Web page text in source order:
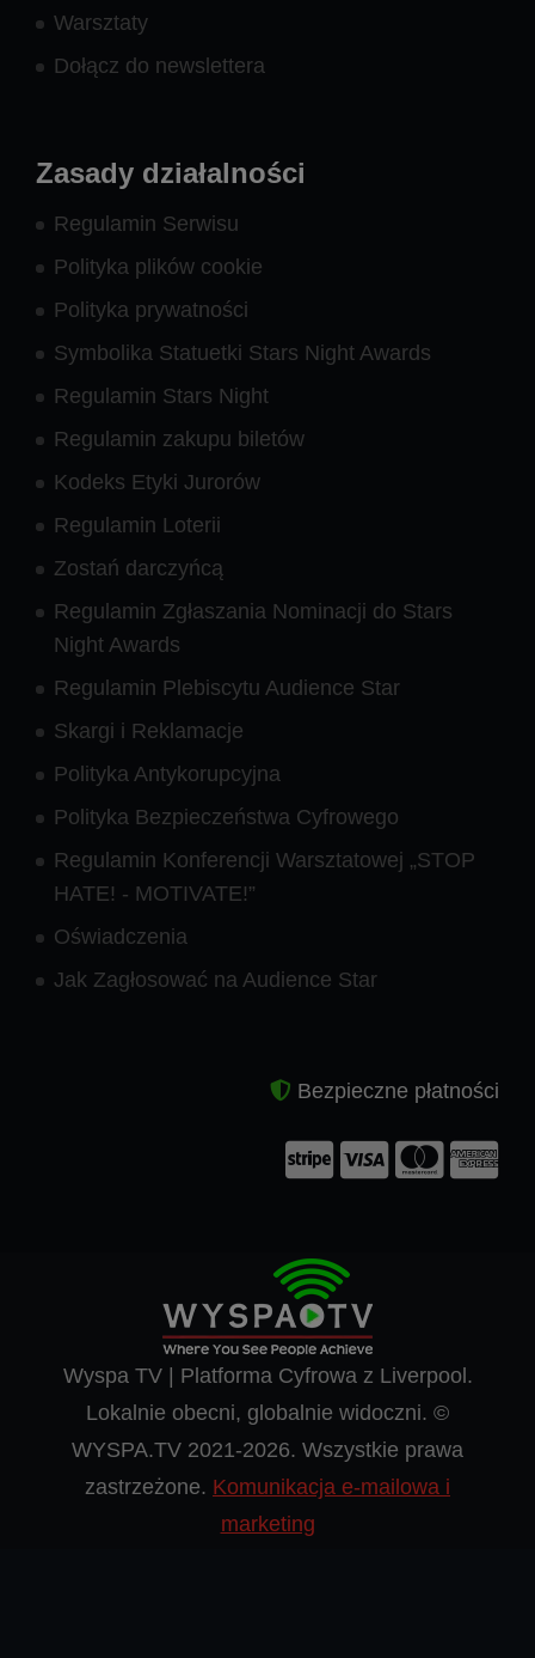
Warsztaty
Dołącz do newslettera
Zasady działalności
Regulamin Serwisu
Polityka plików cookie
Polityka prywatności
Symbolika Statuetki Stars Night Awards
Regulamin Stars Night
Regulamin zakupu biletów
Kodeks Etyki Jurorów
Regulamin Loterii
Zostań darczyńcą
Regulamin Zgłaszania Nominacji do Stars
Night Awards
Regulamin Plebiscytu Audience Star
Skargi i Reklamacje
Polityka Antykorupcyjna
Polityka Bezpieczeństwa Cyfrowego
Regulamin Konferencji Warsztatowej „STOP
HATE! - MOTIVATE!”
Oświadczenia
Jak Zagłosować na Audience Star
Bezpieczne płatności
Wyspa TV | Platforma Cyfrowa z Liverpool.
Lokalnie obecni, globalnie widoczni. ©
WYSPA.TV 2021-2026. Wszystkie prawa
zastrzeżone. Komunikacja e-mailowa i
marketing